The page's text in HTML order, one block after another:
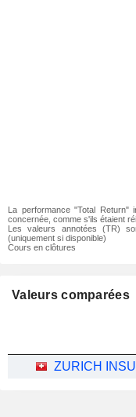
La performance "Total Return"
concernée, comme s'ils étaient
Les valeurs annotées (TR)
(uniquement si disponible)
Cours en clôtures
Valeurs comparées